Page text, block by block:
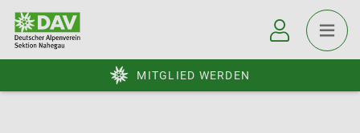
MITGLIED WERDEN